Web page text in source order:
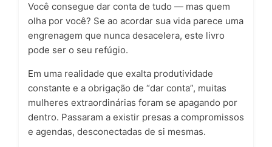
Você consegue dar conta de tudo — mas quem
olha por você? Se ao acordar sua vida parece uma
engrenagem que nunca desacelera, este livro
pode ser o seu refúgio.
Em uma realidade que exalta produtividade
constante e a obrigação de “dar conta”, muitas
mulheres extraordinárias foram se apagando por
dentro. Passaram a existir presas a compromissos
e agendas, desconectadas de si mesmas.